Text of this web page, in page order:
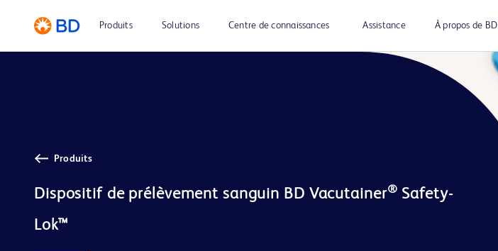
Produits Solutions Centre de connaissances Assistance À propos de BD
Produits
Dispositif de prélèvement sanguin BD Vacutainer® Safety-